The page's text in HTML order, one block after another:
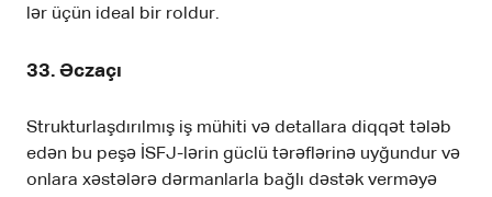
lər üçün ideal bir roldur.
33. Əczaçı
Strukturlaşdırılmış iş mühiti və detallara diqqət tələb
edən bu peşə İSFJ-lərin güclü tərəflərinə uyğundur və
onlara xəstələrə dərmanlarla bağlı dəstək verməyə